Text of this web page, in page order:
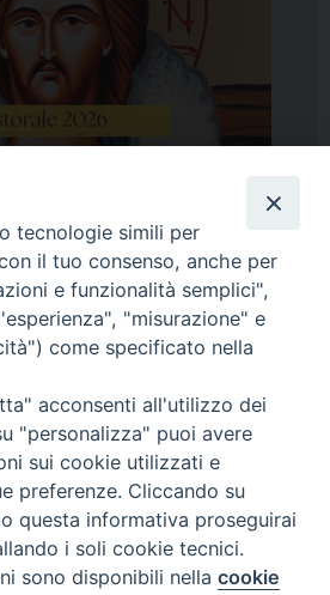
PREFERENZE COOKIE
tecnologie simili per
il tuo consenso, anche per
e funzionalità semplici",
"misurazione" e
come specificato nella
acconsenti all'utilizzo dei
"personalizza" puoi avere
sui cookie utilizzati e
preferenze. Cliccando su
questa informativa proseguirai
i soli cookie tecnici.
sono disponibili nellacookie